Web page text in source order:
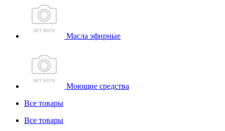
Масла эфирные
Моющие средства
Все товары
Все товары